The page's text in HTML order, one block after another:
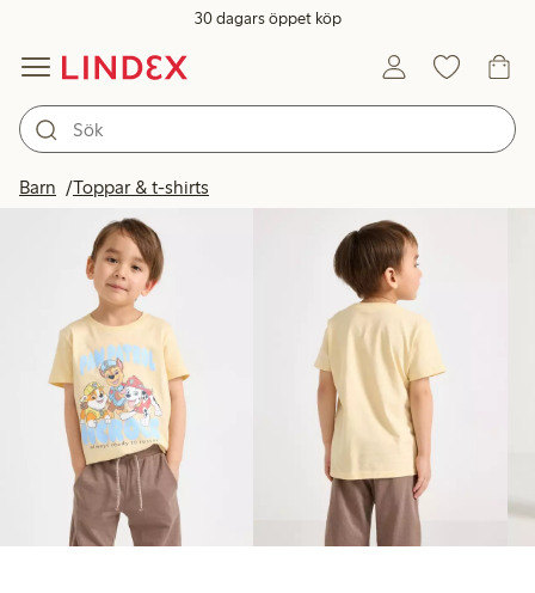
30 dagars öppet köp
Barn Toppar & t-shirts